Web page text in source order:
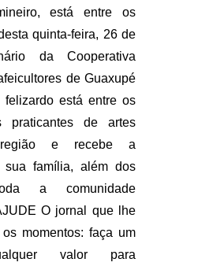
está entre os
quinta-feira, 26 de
da Cooperativa
de Guaxupé
está entre os
praticantes de artes
e recebe a
sua família, além dos
a comunidade
O jornal que lhe
momentos: faça um
valor para